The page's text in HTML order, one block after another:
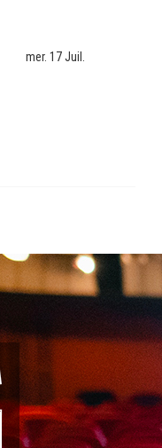
mer. 17 Juil.